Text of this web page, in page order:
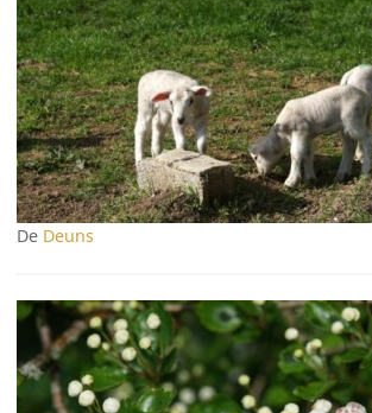
De Deuns